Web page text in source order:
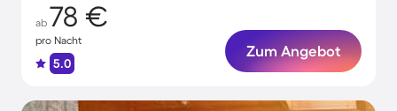
ab 78 €
pro Nacht
5.0
Zum Angebot